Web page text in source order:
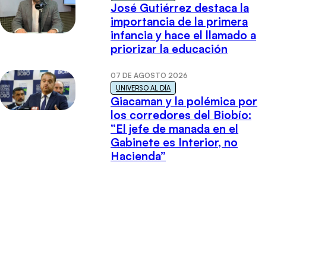
José Gutiérrez destaca la
importancia de la primera
infancia y hace el llamado a
priorizar la educación
07 DE AGOSTO 2026
UNIVERSO AL DÍA
Giacaman y la polémica por
los corredores del Biobío:
“El jefe de manada en el
Gabinete es Interior, no
Hacienda”